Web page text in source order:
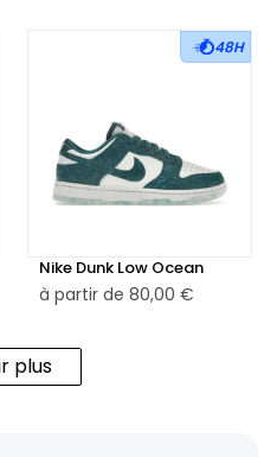
48H
Nike Dunk Low Ocean
à partir de 80,00 €
plus